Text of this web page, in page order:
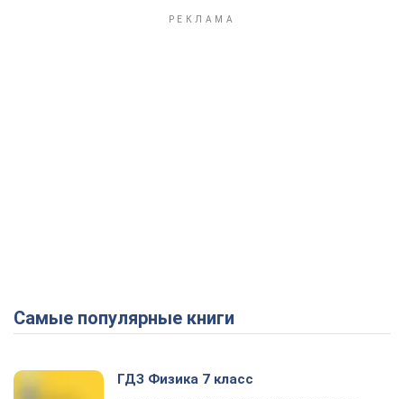
Самые популярные книги
ГДЗ Физика 7 класс